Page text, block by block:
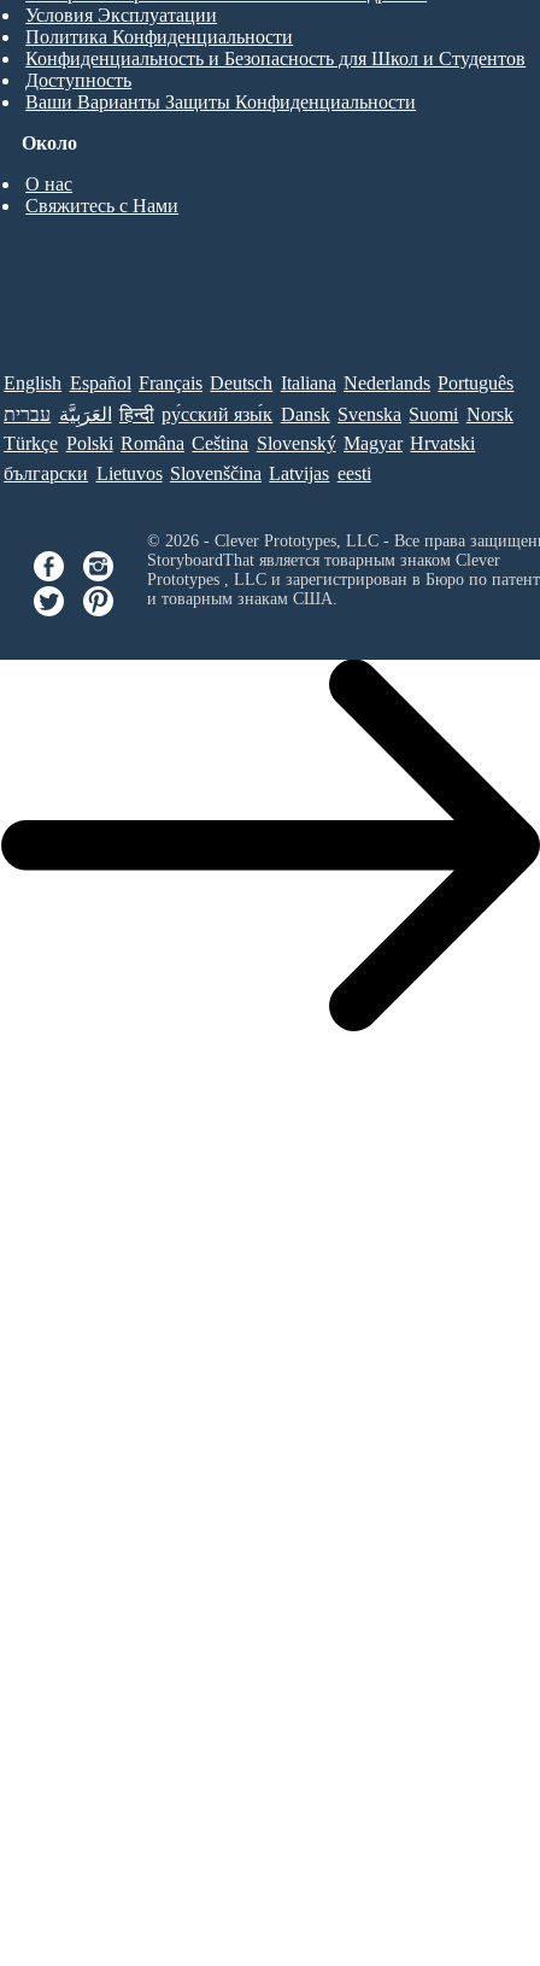
Около
О нас
Свяжитесь с Нами
Условия Эксплуатации
Политика Конфиденциальности
Конфиденциальность и Безопасность для Школ и Студентов
Доступность
Ваши Варианты Защиты Конфиденциальности
English Español Français Deutsch Italiana Nederlands Português
עברית العَرَبِيَّة हिन्दी ру́сский язы́к Dansk Svenska Suomi Norsk
Türkçe Polski Româna Ceština Slovenský Magyar Hrvatski
български Lietuvos Slovenščina Latvijas eesti
© 2026 - Clever Prototypes, LLC - Все права
StoryboardThat является товарным знаком Clever
Prototypes , LLCи зарегистрирован в Бюро по
и товарным знакам США.